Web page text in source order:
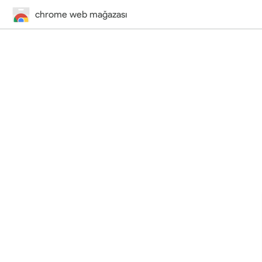
chrome web mağazası